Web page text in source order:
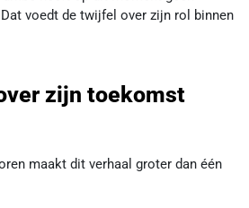
voedt de twijfel over zijn rol binnen
zijn toekomst
maakt dit verhaal groter dan één